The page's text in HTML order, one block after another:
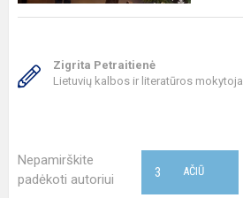
Zigrita Petraitienė
Lietuvių kalbos ir literatūros mokytoja
Nepamirškite
padėkoti autoriui
AČIŪ
3